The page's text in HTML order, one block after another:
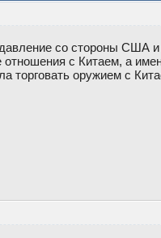
со стороны США
с Китаем, а
торговать оружием с